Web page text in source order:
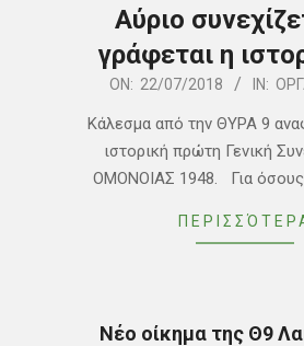
Αύριο
γράφεται η
ON: 22/07/2018 IN:
Κάλεσμα από την ΘΥΡΑ 9
ιστορική πρώτη Γενική
ΟΜΟΝΟΙΑΣ 1948. Για όσους
Νέο οίκημα της Θ9